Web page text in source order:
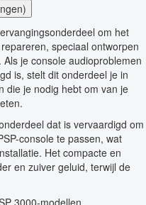
om het
speciaal ontworpen
je console audioproblemen
is, stelt dit onderdeel je in
die je nodig hebt om van je
dat is vervaardigd om
console te passen, wat
Het compacte en
en zuiver geluid, terwijl de
3000-modellen.